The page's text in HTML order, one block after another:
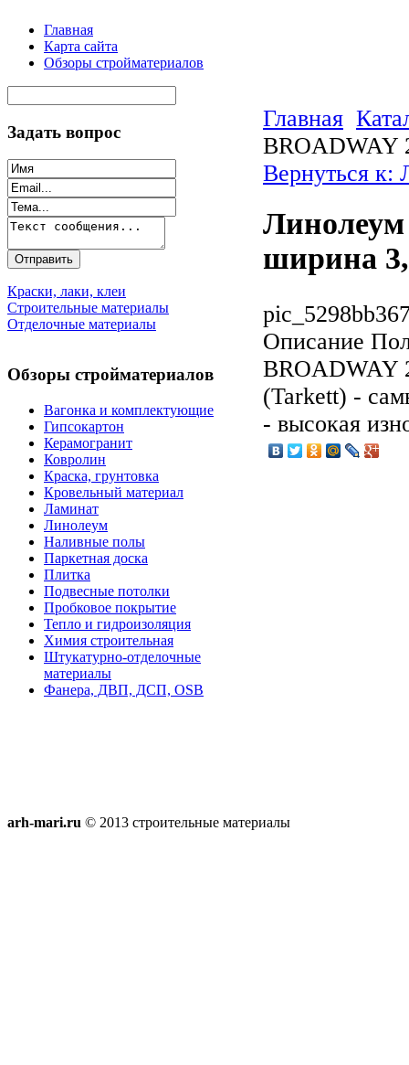
Главная
Карта сайта
Обзоры стройматериалов
Задать вопрос
Краски, лаки, клеи
Строительные материалы
Отделочные материалы
Обзоры стройматериалов
Вагонка и комплектующие
Гипсокартон
Керамогранит
Ковролин
Краска, грунтовка
Кровельный материал
Ламинат
Линолеум
Наливные полы
Паркетная доска
Плитка
Подвесные потолки
Пробковое покрытие
Тепло и гидроизоляция
Химия строительная
Штукатурно-отделочные
материалы
Фанера, ДВП, ДСП, OSB
Главная
BROADWAY
Вернуться к:
ширина
Описание
BROADWAY
(Tarkett) -
- высокая
arh-mari.ru © 2013 строительные материалы